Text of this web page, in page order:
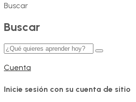
Buscar
Buscar
Cuenta
Inicie sesión con su cuenta de sitio